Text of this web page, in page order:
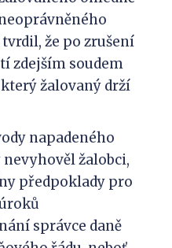
že po zrušení
zdejším soudem
žalovaný drží
napadeného
žalobci,
předpoklady pro
správce daně